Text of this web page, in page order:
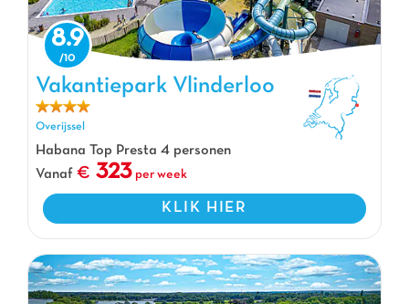
Vakantiepark Vlinderloo, Vakantiepark Overijssel
8.9
Vakantiepark Vlinderloo
Overijssel
Habana Top Presta 4 personen
Vanaf
323 per week
KLIK HIER